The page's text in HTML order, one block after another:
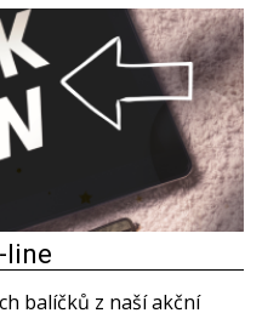
line
balíčků z naší akční